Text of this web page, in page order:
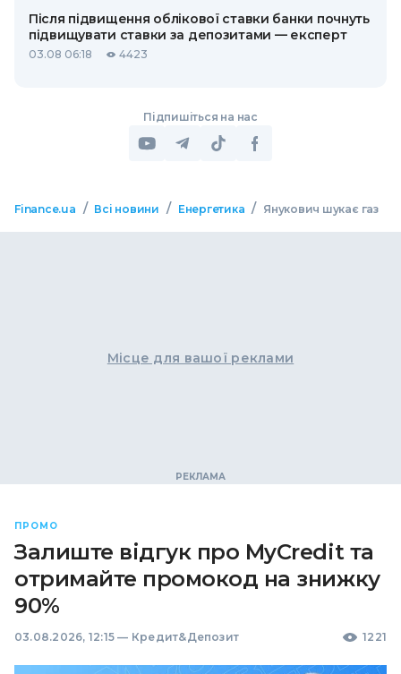
Після підвищення облікової ставки банки почнуть
підвищувати ставки за депозитами — експерт
03.08 06:18 4423
Підпишіться на нас
Finance.ua / Всі новини / Енергетика / Янукович шукає газ
Місце для вашої реклами
ПРОМО
Залиште відгук про MyCredit та
отримайте промокод на знижку
90%
03.08.2026, 12:15 — Кредит&Депозит 1221